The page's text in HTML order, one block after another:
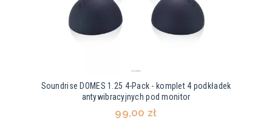
Soundrise DOMES 1.25 4-Pack - komplet 4 podkładek
antywibracyjnych pod monitor
99,00 zł